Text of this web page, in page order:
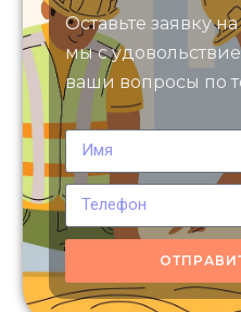
Оставьте заявку
мы с
ваши вопросы по